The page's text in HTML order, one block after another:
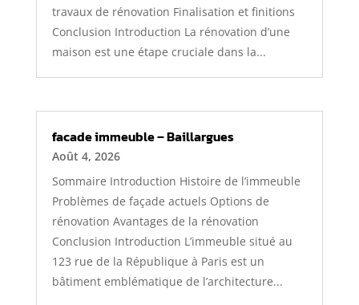
travaux de rénovation Finalisation et finitions
Conclusion Introduction La rénovation d’une
maison est une étape cruciale dans la...
facade immeuble – Baillargues
Août 4, 2026
Sommaire Introduction Histoire de l’immeuble
Problèmes de façade actuels Options de
rénovation Avantages de la rénovation
Conclusion Introduction L’immeuble situé au
123 rue de la République à Paris est un
bâtiment emblématique de l’architecture...